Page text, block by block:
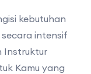
kebutuhan
intensif
Instruktur
Kamu yang